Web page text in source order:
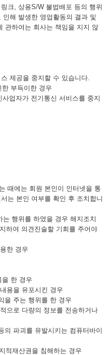
크, 상용S/W 불법배포 등의 행위
해 발생한 영업활동의 결과 및
관하여는 회사는 책임을 지지 않
제공을 중지할 수 있습니다.
부득이한 경우
업자가 전기통신 서비스를 중지
때에는 회원 본인이 인터넷을 통
는 본인 여부를 확인 후 조치합니
행위를 하였을 경우 해지조치
하여 의견진술할 기회를 주어야
한 경우
한 경우
용을 유포시킨 경우
을 주는 행위를 한 경우
으로 다량의 정보를 전송하거나
의 파괴를 유발시키는 컴퓨터바이
적재산권을 침해하는 경우